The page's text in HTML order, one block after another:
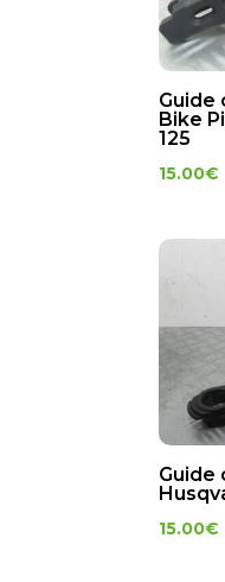
Guide
Bike
125
15.00€
Guide
15.00€